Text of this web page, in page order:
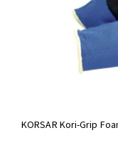
KORSAR Kori-Grip